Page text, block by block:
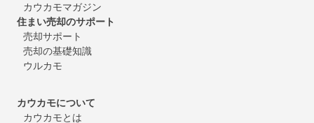
カウカモマガジン
住まい売却のサポート
売却サポート
売却の基礎知識
ウルカモ
カウカモについて
カウカモとは